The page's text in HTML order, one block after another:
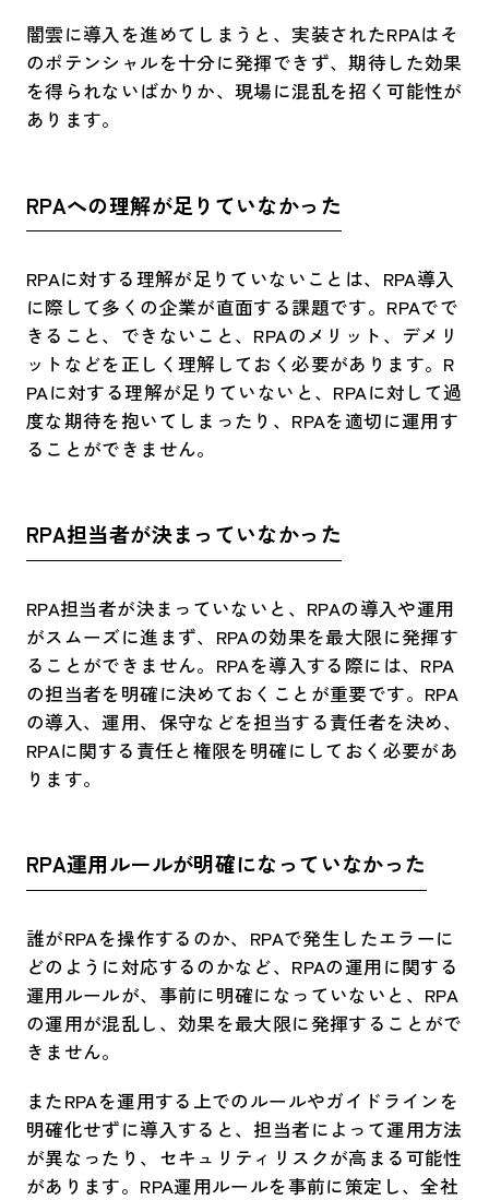
闇雲に導入を進めてしまうと、実装されたRPAはそ
のポテンシャルを十分に発揮できず、期待した効果
を得られないばかりか、現場に混乱を招く可能性が
あります。
RPAへの理解が足りていなかった
RPAに対する理解が足りていないことは、RPA導入
に際して多くの企業が直面する課題です。RPAでで
きること、できないこと、RPAのメリット、デメリ
ットなどを正しく理解しておく必要があります。R
PAに対する理解が足りていないと、RPAに対して過
度な期待を抱いてしまったり、RPAを適切に運用す
ることができません。
RPA担当者が決まっていなかった
RPA担当者が決まっていないと、RPAの導入や運用
がスムーズに進まず、RPAの効果を最大限に発揮す
ることができません。RPAを導入する際には、RPA
の担当者を明確に決めておくことが重要です。RPA
の導入、運用、保守などを担当する責任者を決め、
RPAに関する責任と権限を明確にしておく必要があ
ります。
RPA運用ルールが明確になっていなかった
誰がRPAを操作するのか、RPAで発生したエラーに
どのように対応するのかなど、RPAの運用に関する
運用ルールが、事前に明確になっていないと、RPA
の運用が混乱し、効果を最大限に発揮することがで
きません。
またRPAを運用する上でのルールやガイドラインを
明確化せずに導入すると、担当者によって運用方法
が異なったり、セキュリティリスクが高まる可能性
があります。RPA運用ルールを事前に策定し、全社